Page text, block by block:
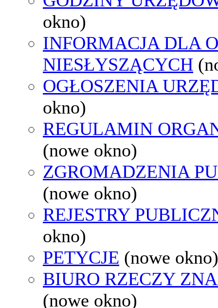
okno)
INFORMACJA DLA
NIESŁYSZĄCYCH
OGŁOSZENIA
okno)
REGULAMIN
(nowe okno)
ZGROMADZENIA
(nowe okno)
REJESTRY
okno)
PETYCJE (nowe okno)
BIURO RZECZY
(nowe okno)